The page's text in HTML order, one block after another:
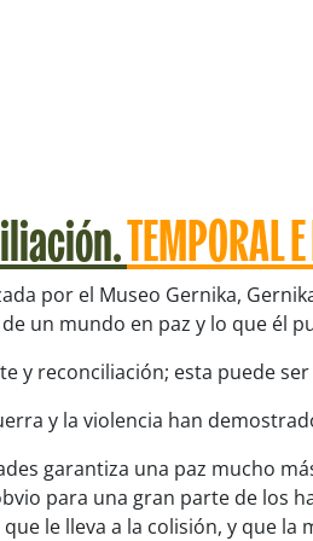
TEMPORAL
por el Museo Gernika,
un mundo en paz y lo que él
y reconciliación; esta puede
y la violencia han
garantiza una paz mucho
para una gran parte de los
le lleva a la colisión, y que